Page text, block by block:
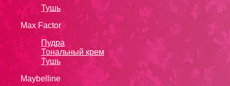
Тушь
Max Factor
Пудра
Тональный крем
Тушь
Maybelline